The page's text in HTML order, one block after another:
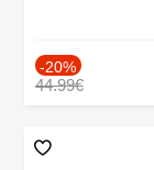
-20%
44.99€